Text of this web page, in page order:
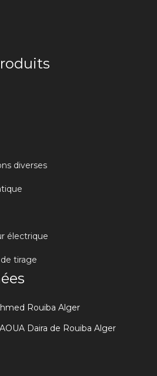
diverses
électrique
tirage
Rouiba Alger
Daira de Rouiba Alger